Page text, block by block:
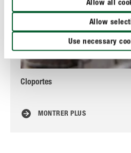
Allow all
Allow
Use necessary
Cloportes
MONTRER PLUS